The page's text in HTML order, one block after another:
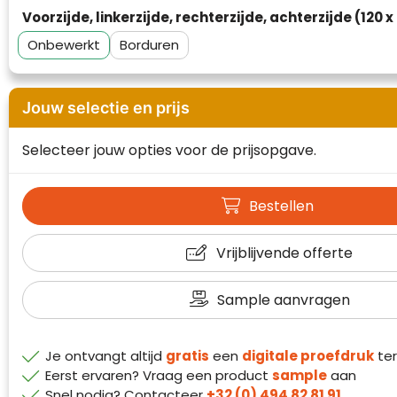
Waterman
Voorzijde, linkerzijde, rechterzijde, achterzijde (120
Onbewerkt
Borduren
Jouw selectie en prijs
Selecteer jouw opties voor de prijsopgave.
Bestellen
Vrijblijvende offerte
Sample aanvragen
Je ontvangt altijd gratis een digitale proefdrukter
Eerst ervaren? Vraag een product sampleaan
Klantenbeoordelingen laten zien hoe een
van klanten voldoet.
Trustindex werkt samen met 137